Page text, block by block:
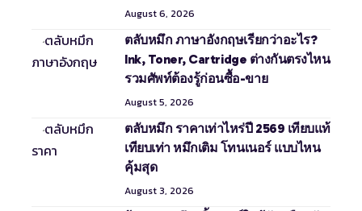
August 6, 2026
ตลับหมึก ภาษาอังกฤษเรียกว่าอะไร?
Ink, Toner, Cartridge ต่างกันตรงไหน
รวมศัพท์ต้องรู้ก่อนซื้อ-ขาย
August 5, 2026
ตลับหมึก ราคาเท่าไหร่ปี 2569 เทียบแท้
เทียบเท่า หมึกเติม โทนเนอร์ แบบไหน
คุ้มสุด
August 3, 2026